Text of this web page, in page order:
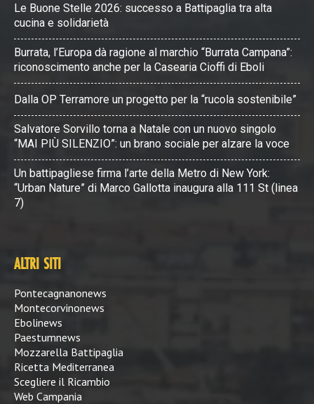
Le Buone Stelle 2026: successo a Battipaglia tra alta
cucina e solidarietà
Burrata, l’Europa dà ragione al marchio “Burrata Campana”:
riconoscimento anche per la Casearia Cioffi di Eboli
Dalla OP Terramore un progetto per la “rucola sostenibile”
Salvatore Sorvillo torna a Natale con un nuovo singolo
“MAI PIÙ SILENZIO”: un brano sociale per alzare la voce
Un battipagliese firma l’arte della Metro di New York:
“Urban Nature” di Marco Gallotta inaugura alla 111 St (linea
7)
ALTRI SITI
Pontecagnanonews
Montecorvinonews
Ebolinews
Paestumnews
Mozzarella Battipaglia
Ricetta Mediterranea
Scegliere il Ricambio
Web Campania